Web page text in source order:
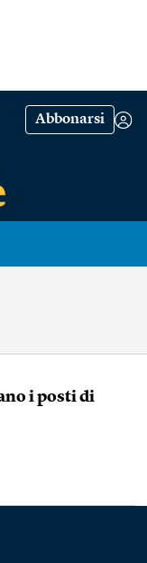
Abbonarsi
i posti di